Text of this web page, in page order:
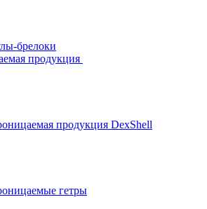
брелоки
продукция
продукция DexShell
гетры